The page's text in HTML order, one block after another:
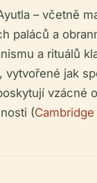
– včetně
paláců a
a rituálů
vytvořené jak
vzácné
(